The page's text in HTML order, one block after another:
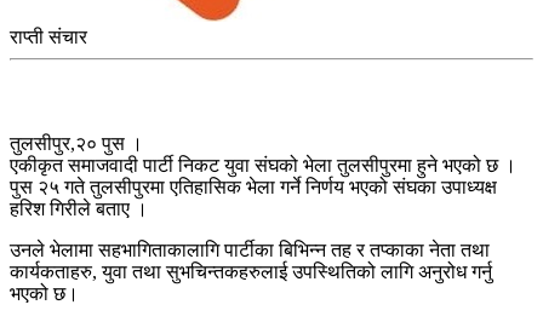
राप्ती संचार
तुलसीपुर,२० पुस ।
एकीकृत समाजवादी पार्टी निकट युवा संघको भेला तुलसीपुरमा हुने भएको छ ।
पुस २५ गते तुलसीपुरमा एतिहासिक भेला गर्ने निर्णय भएको संघका उपाध्यक्ष
हरिश गिरीले बताए ।
उनले भेलामा सहभागिताकालागि पार्टीका बिभिन्न तह र तप्काका नेता तथा
कार्यकताहरु, युवा तथा सुभचिन्तकहरुलाई उपस्थितिको लागि अनुरोध गर्नु
भएको छ।